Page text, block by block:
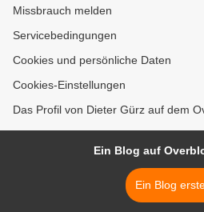
Missbrauch melden
Servicebedingungen
Cookies und persönliche Daten
Cookies-Einstellungen
Das Profil von Dieter Gürz auf dem
Ein Blog auf
Ein Blog